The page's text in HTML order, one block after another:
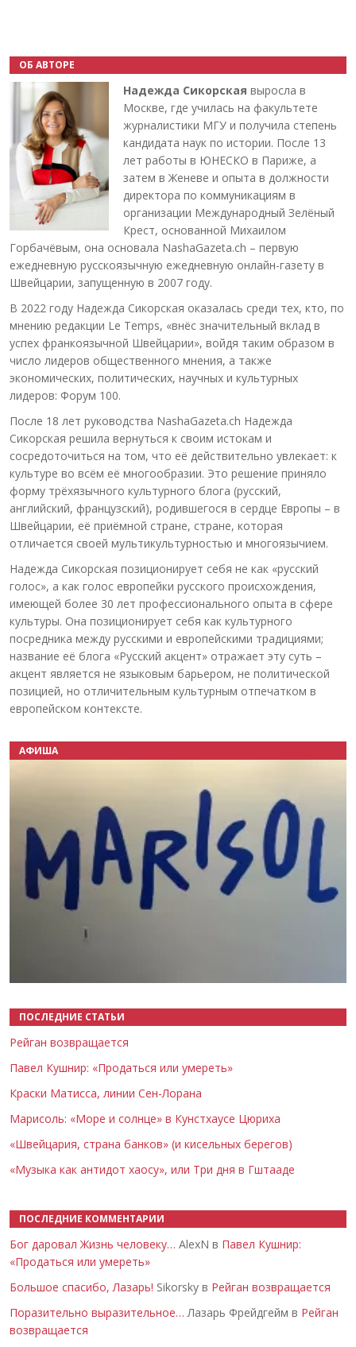
ОБ АВТОРЕ
Надежда Сикорская выросла в
Москве, где училась на факультете
журналистики МГУ и получила степень
кандидата наук по истории. После 13
лет работы в ЮНЕСКО в Париже, а
затем в Женеве и опыта в должности
директора по коммуникациям в
организации Международный Зелёный
Крест, основанной Михаилом
Горбачёвым, она основала NashaGazeta.ch – первую
ежедневную русскоязычную ежедневную онлайн-газету в
Швейцарии, запущенную в 2007 году.
В 2022 году Надежда Сикорская оказалась среди тех, кто, по
мнению редакции Le Temps, «внёс значительный вклад в
успех франкоязычной Швейцарии», войдя таким образом в
число лидеров общественного мнения, а также
экономических, политических, научных и культурных
лидеров: Форум 100.
После 18 лет руководства NashaGazeta.ch Надежда
Сикорская решила вернуться к своим истокам и
сосредоточиться на том, что её действительно увлекает: к
культуре во всём её многообразии. Это решение приняло
форму трёхязычного культурного блога (русский,
английский, французский), родившегося в сердце Европы – в
Швейцарии, её приёмной стране, стране, которая
отличается своей мультикультурностью и многоязычием.
Надежда Сикорская позиционирует себя не как «русский
голос», а как голос европейки русского происхождения,
имеющей более 30 лет профессионального опыта в сфере
культуры. Она позиционирует себя как культурного
посредника между русскими и европейскими традициями;
название её блога «Русский акцент» отражает эту суть –
акцент является не языковым барьером, не политической
позицией, но отличительным культурным отпечатком в
европейском контексте.
АФИША
ПОСЛЕДНИЕ СТАТЬИ
Рейган возвращается
Павел Кушнир: «Продаться или умереть»
Краски Матисса, линии Сен-Лорана
Марисоль: «Море и солнце» в Кунстхаусе Цюриха
«Швейцария, страна банков» (и кисельных берегов)
«Музыка как антидот хаосу», или Три дня в Гштааде
ПОСЛЕДНИЕ КОММЕНТАРИИ
Бог даровал Жизнь человеку… AlexN в Павел Кушнир:
«Продаться или умереть»
Большое спасибо, Лазарь! Sikorsky в Рейган возвращается
Поразительно выразительное… Лазарь Фрейдгейм в Рейган
возвращается